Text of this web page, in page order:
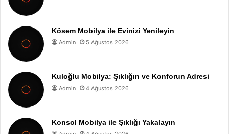
Kösem Mobilya ile Evinizi Yenileyin
Admin 5 Ağustos 2026
Kuloğlu Mobilya: Şıklığın ve Konforun Adresi
Admin 4 Ağustos 2026
Konsol Mobilya ile Şıklığı Yakalayın